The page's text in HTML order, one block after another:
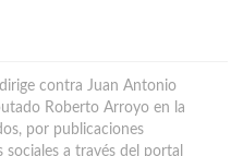
contra Juan Antonio
Roberto Arroyo en la
por publicaciones
a través del portal